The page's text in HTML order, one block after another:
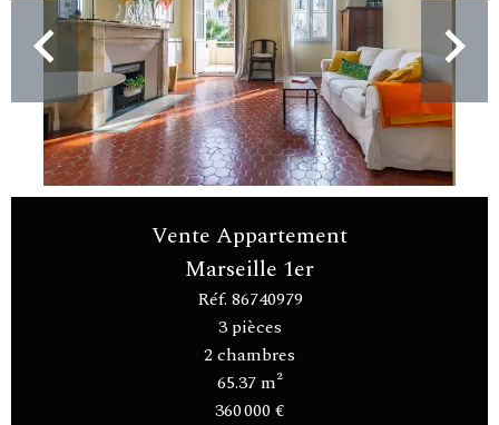
Vente Appartement
Marseille 1er
Réf. 86740979
3 pièces
2 chambres
65.37 m²
360 000 €